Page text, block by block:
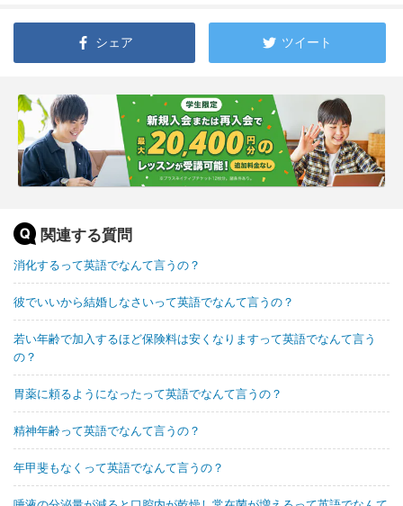
シェア ツイート
関連する質問
消化するって英語でなんて言うの？
彼でいいから結婚しなさいって英語でなんて言うの？
若い年齢で加入するほど保険料は安くなりますって英語でなんて言う
の？
胃薬に頼るようになったって英語でなんて言うの？
精神年齢って英語でなんて言うの？
年甲斐もなくって英語でなんて言うの？